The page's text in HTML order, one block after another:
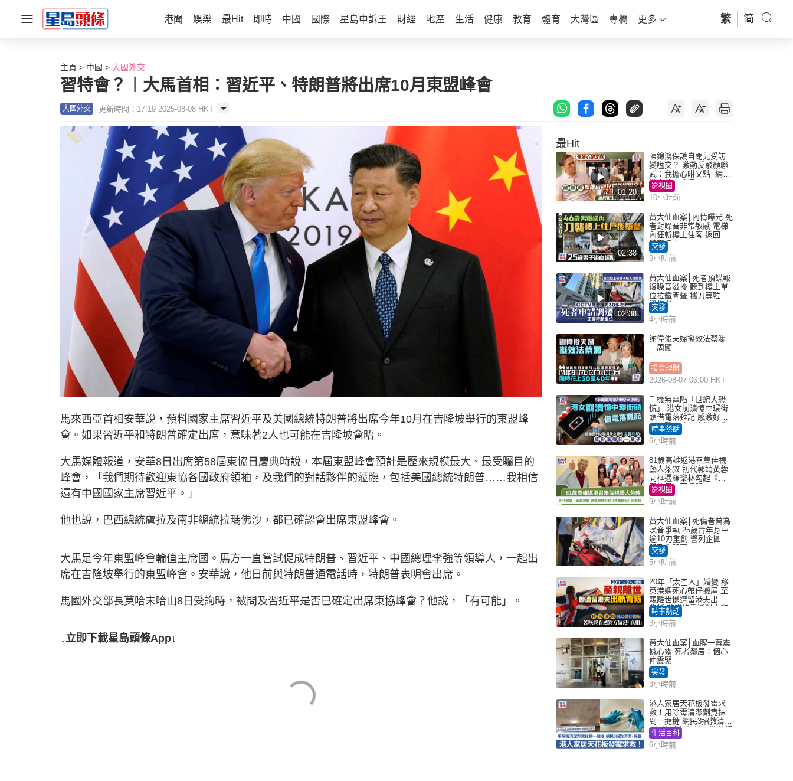
港聞 娛樂 最Hit 即時 中國 國際 星島申訴王 財經 地產 生活 健康 教育 體育 大灣區 專欄 更多 繁 简
主頁 中國 大國外交
習特會？︱大馬首相：習近平、特朗普將出席10月東盟峰會
大國外交 更新時間：17:19 2025-08-08 HKT
馬來西亞首相安華說，預料國家主席習近平及美國總統特朗普將出席今年10月在吉隆坡舉行的東盟峰
會。如果習近平和特朗普確定出席，意味著2人也可能在吉隆坡會晤。
大馬媒體報道，安華8日出席第58屆東協日慶典時說，本屆東盟峰會預計是歷來規模最大、最受矚目的
峰會，「我們期待歡迎東協各國政府領袖，及我們的對話夥伴的蒞臨，包括美國總統特朗普……我相信
還有中國國家主席習近平。」
他也說，巴西總統盧拉及南非總統拉瑪佛沙，都已確認會出席東盟峰會。
大馬是今年東盟峰會輪值主席國。馬方一直嘗試促成特朗普、習近平、中國總理李強等領導人，一起出
席在吉隆坡舉行的東盟峰會。安華說，他日前與特朗普通電話時，特朗普表明會出席。
馬國外交部長莫哈末哈山8日受詢時，被問及習近平是否已確定出席東協峰會？他說，「有可能」。
↓立即下載星島頭條App↓
最Hit
01:20
陳錦鴻保護自閉兒受訪
變嗌交？ 激動反駁顏聯
武：我擔心咁又點 網民
批主持咄咄逼人
影視圈
10小時前
02:38
黃大仙血案│內情曝光 死
者對噪音非常敏感 電梯
內狂斬樓上住客 返回住
所墮樓亡
突發
9小時前
02:38
黃大仙血案│死者預謀報
復噪音滋擾 聽到樓上單
位拉鐵閘聲 攜刀等𨋢伏
擊傷者
突發
4小時前
謝偉俊夫婦擬效法蔡瀾
｜周顯
投資理財
2026-08-07 06:00 HKT
手機無電陷「世紀大恐
慌」 港女崩潰憶中環街
頭借電落難記 感激好心
人溫馨相助：這份溫暖
記一輩子｜Juicy叮
時事熱話
6小時前
81歲高雄返港召集佳視
藝人茶敘 初代郭靖黃蓉
同框遇羅樂林勾起《神
鵰俠侶》回憶殺
影視圈
9小時前
黃大仙血案│死傷者曾為
噪音爭執 25歲青年身中
逾10刀重創 警列企圖謀
殺及自殺案
突發
5小時前
20年「太空人」婚變 移
英港媽死心帶仔搬屋 至
親離世慘遭留港夫出軌
背叛 苦嘆終看透對方留
港「真相」｜Juicy叮
時事熱話
3小時前
黃大仙血案│血腥一幕震
撼心靈 死者鄰居：個心
仲震緊
突發
3小時前
港人家居天花板發霉求
救！用除霉清潔劑竟抹
到一撻撻 網民3招教清潔
+保養 本地油漆品牌曾提
醒勿用1物防變色
生活百科
6小時前